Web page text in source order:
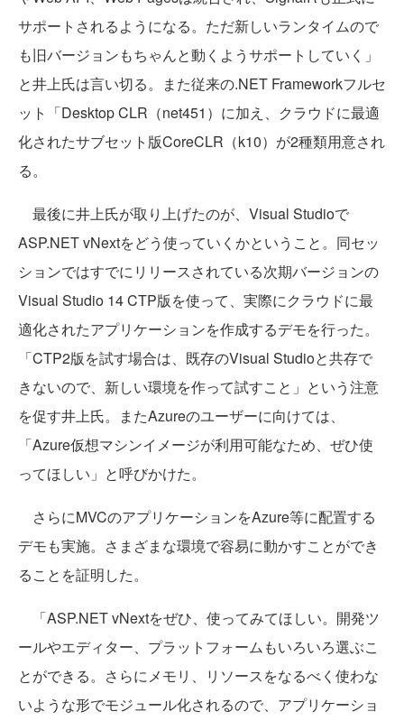
サポートされるようになる。ただ新しいランタイムので
も旧バージョンもちゃんと動くようサポートしていく」
と井上氏は言い切る。また従来の.NET Frameworkフルセ
ット「Desktop CLR（net451）に加え、クラウドに最適
化されたサブセット版CoreCLR（k10）が2種類用意され
る。
最後に井上氏が取り上げたのが、Visual Studioで
ASP.NET vNextをどう使っていくかということ。同セッ
ションではすでにリリースされている次期バージョンの
Visual Studio 14 CTP版を使って、実際にクラウドに最
適化されたアプリケーションを作成するデモを行った。
「CTP2版を試す場合は、既存のVisual Studioと共存で
きないので、新しい環境を作って試すこと」という注意
を促す井上氏。またAzureのユーザーに向けては、
「Azure仮想マシンイメージが利用可能なため、ぜひ使
ってほしい」と呼びかけた。
さらにMVCのアプリケーションをAzure等に配置する
デモも実施。さまざまな環境で容易に動かすことができ
ることを証明した。
「ASP.NET vNextをぜひ、使ってみてほしい。開発ツ
ールやエディター、プラットフォームもいろいろ選ぶこ
とができる。さらにメモリ、リソースをなるべく使わな
いような形でモジュール化されるので、アプリケーショ